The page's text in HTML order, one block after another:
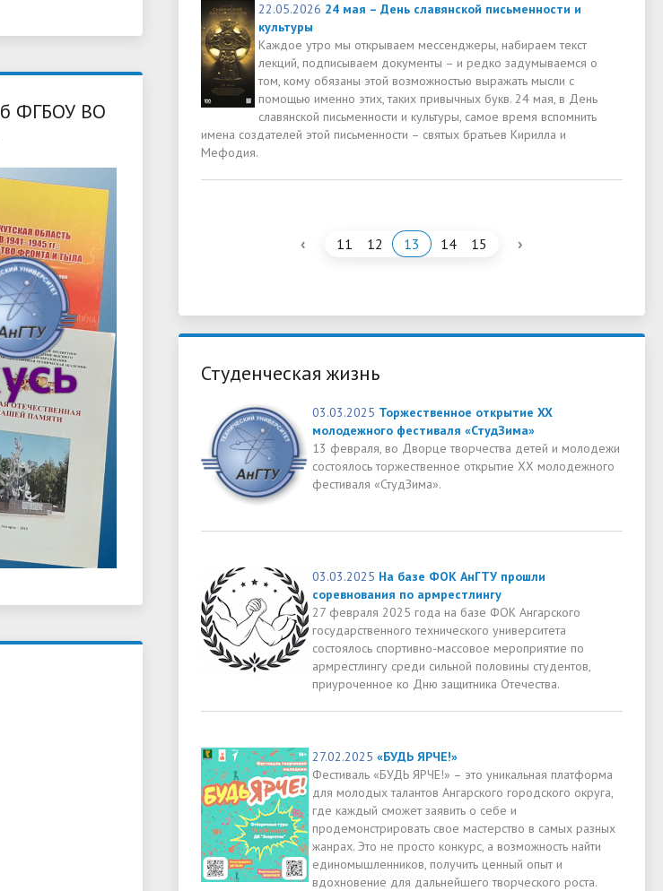
ФГБОУ ВО
22.05.2026 24 мая – День славянской письменности и
культуры
Каждое утро мы открываем мессенджеры, набираем текст
лекций, подписываем документы – и редко задумываемся о
том, кому обязаны этой возможностью выражать мысли с
помощью именно этих, таких привычных букв. 24 мая, в День
славянской письменности и культуры, самое время вспомнить
имена создателей этой письменности – святых братьев Кирилла и
Мефодия.
‹ 11 12 13 14 15 ›
Студенческая жизнь
03.03.2025 Торжественное открытие XX
молодежного фестиваля «СтудЗима»
13 февраля, во Дворце творчества детей и молодежи
состоялось торжественное открытие XX молодежного
фестиваля «СтудЗима».
03.03.2025 На базе ФОК АнГТУ прошли
соревнования по армрестлингу
27 февраля 2025 года на базе ФОК Ангарского
государственного технического университета
состоялось спортивно-массовое мероприятие по
армрестлингу среди сильной половины студентов,
приуроченное ко Дню защитника Отечества.
27.02.2025 «БУДЬ ЯРЧЕ!»
Фестиваль «БУДЬ ЯРЧЕ!» – это уникальная платформа
для молодых талантов Ангарского городского округа,
где каждый сможет заявить о себе и
продемонстрировать свое мастерство в самых разных
жанрах. Это не просто конкурс, а возможность найти
единомышленников, получить ценный опыт и
вдохновение для дальнейшего творческого роста.